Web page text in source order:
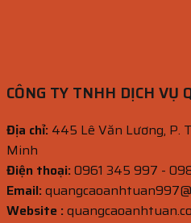
CÔNG TY TNHH DỊCH VỤ
Địa chỉ: 445 Lê Văn Lương, P.
Minh
Điện thoại:0961 345 997 -
Email:
Website :